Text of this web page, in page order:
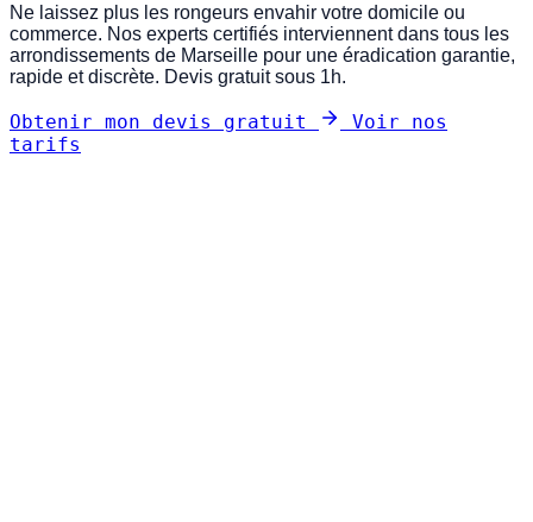
Ne laissez plus les rongeurs envahir votre domicile ou
commerce. Nos experts certifiés interviennent dans tous les
arrondissements de Marseille pour une éradication garantie,
rapide et discrète. Devis gratuit sous 1h.
Obtenir mon devis gratuit
Voir nos
tarifs